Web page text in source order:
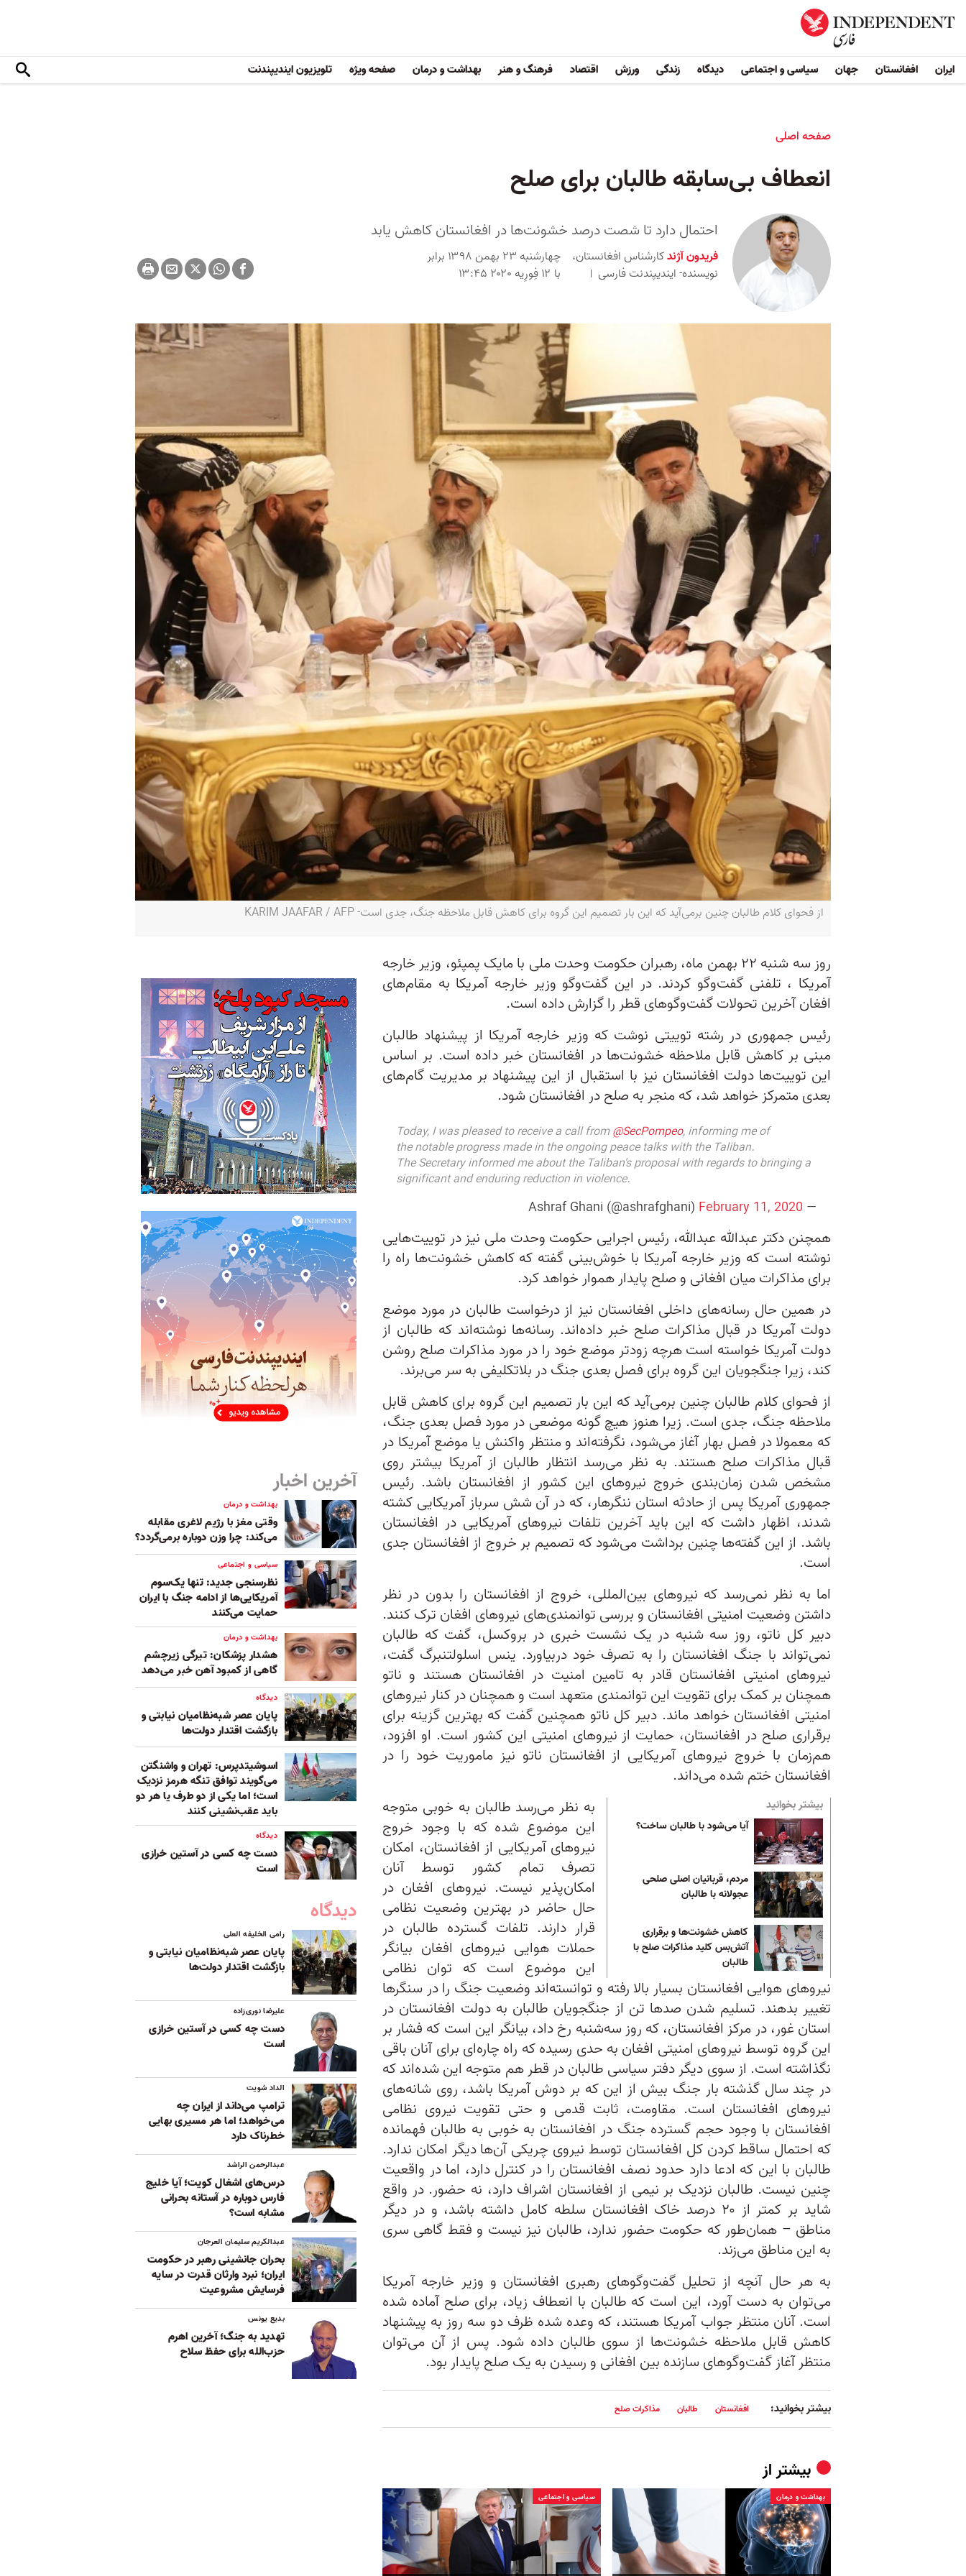
ایران افغانستان جهان سیاسی و اجتماعی دیدگاه زندگی ورزش اقتصاد فرهنگ و هنر بهداشت و درمان صفحه ویژه تلویزیون ایندیپندنت
صفحه اصلی
انعطاف بی‌سابقه طالبان برای صلح
احتمال دارد تا شصت درصد خشونت‌ها در افغانستان کاهش یابد
فریدون آژندکارشناس افغانستان،
نویسنده- ایندیپندنت فارسی
چهارشنبه ۲۳ بهمن ۱۳۹۸ برابر
با ۱۲ فِورِیه ۲۰۲۰ ۱۳:۴۵
از فحوای کلام طالبان چنین برمی‌آید که این بار تصمیم این گروه برای کاهش قابل ملاحظه جنگ، جدی است- KARIM JAAFAR / AFP
روز سه شنبه ۲۲ بهمن ماه، رهبران حکومت وحدت ملی با مایک پمپئو، وزیر خارجه
آمریکا ، تلفنی گفت‌وگو کردند. در این گفت‌وگو‌ وزیر خارجه آمریکا به مقام‌های
افغان آخرین تحولات گفت‌وگو‌های قطر را گزارش داده است.
رئیس جمهوری در رشته توییتی نوشت که وزیر خارجه آمریکا از پیشنهاد طالبان
مبنی بر کاهش قابل ملاحظه خشونت‌ها در افغانستان خبر داده است. بر اساس
این توییت‌ها دولت افغانستان نیز با استقبال از این پیشنهاد بر مدیریت گام‌های
بعدی متمرکز خواهد شد، که منجر به صلح در افغانستان شود.
Today, I was pleased to receive a call from@SecPompeo, informing me of
the notable progress made in the ongoing peace talks with the Taliban.
The Secretary informed me about the Taliban’s proposal with regards to bringing a
significant and enduring reduction in violence.
— Ashraf Ghani (@ashrafghani)
February 11, 2020
همچنن دکتر عبدالله عبدالله، رئیس اجرایی حکومت وحدت ملی نیز در توییت‌هایی
نوشته است که وزیر خارجه آمریکا با خوش‌بینی گفته که کاهش خشونت‌ها راه را
برای مذاکرات میان افغانی و صلح پایدار هموار خواهد کرد.
در همین حال رسانه‌های داخلی افغانستان نیز از درخواست طالبان در مورد موضع
دولت آمریکا در قبال مذاکرات صلح خبر داده‌اند. رسانه‌ها نوشته‌اند که طالبان از
دولت آمریکا خواسته‌ است هرچه زودتر موضع خود را در مورد مذاکرات صلح روشن
کند، زیرا جنگجویان این گروه برای فصل بعدی جنگ در بلاتکلیفی به سر می‌برند.
از فحوای کلام طالبان چنین برمی‌آید که این بار تصمیم این گروه برای کاهش قابل
ملاحظه جنگ، جدی است. زیرا هنوز هیچ گونه موضعی در مورد فصل بعدی جنگ،
که معمولا در فصل بهار آغاز می‌شود، نگرفته‌اند و منتظر واکنش یا موضع آمریکا در
قبال مذاکرات صلح هستند. به نظر می‌رسد انتظار طالبان از آمریکا بیشتر روی
مشخص شدن زمان‌بندی خروج نیرو‌های این کشور از افغانستان باشد. رئیس
جمهوری آمریکا پس از حادثه استان ننگرهار، که در آن شش سرباز آمریکایی کشته
شدند، اظهار داشت که این باید آخرین تلفات نیرو‌های آمریکایی در افغانستان
باشد. از این گفته‌ها چنین برداشت می‌شود که تصمیم بر خروج از افغانستان جدی
است.
اما به نظر نمی‌رسد که نیرو‌های بین‌المللی، خروج از افغانستان را بدون در نظر
داشتن وضعیت امنیتی افغانستان و بررسی توانمندی‌های نیرو‌های افغان ترک کنند.
دبیر کل ناتو، روز سه شنبه در یک نشست خبری در بروکسل، گفت که طالبان
نمی‌تواند با جنگ افغانستان را به تصرف خود دربیاورد. ینس اسلولتنبرگ گفت،
نیرو‌های امنیتی افغانستان قادر به تامین امنیت در افغانستان هستند و ناتو
همچنان بر کمک برای تقویت این توانمندی متعهد است و همچنان در کنار نیرو‌های
امنیتی افغانستان خواهد ماند. دبیر کل ناتو همچنین گفت که بهترین گزینه برای
برقراری صلح در افغانستان، حمایت از نیرو‌های امنیتی این کشور است. او افزود،
هم‌زمان با خروج نیرو‌های آمریکایی از افغانستان ناتو نیز ماموریت خود را در
افغانستان ختم شده می‌داند.
بیشتر بخوانید
آیا می‌شود با طالبان ساخت؟
مردم، قربانیان اصلی صلحی
عجولانه با طالبان
کاهش خشونت‌ها و برقراری
آتش‌بس کلید مذاکرات صلح با
طالبان
به نظر می‌رسد طالبان به خوبی متوجه
این موضوع شده‌ که با وجود خروج
نیرو‌های آمریکایی از افغانستان، امکان
تصرف تمام کشور توسط آنان
امکان‌پذیر نیست. نیرو‌های افغان در
حال حاضر در بهترین وضعیت نظامی
قرار دارند. تلفات گسترده طالبان در
حملات هوایی نیرو‌های افغان بیانگر
این موضوع است که توان نظامی
نیرو‌های هوایی افغانستان بسیار بالا رفته و توانسته‌اند وضعیت جنگ را در سنگر‌ها
تغییر بدهند. تسلیم شدن صد‌ها تن از جنگجویان طالبان به دولت افغانستان در
استان غور، در مرکز افغانستان، که روز سه‌شنبه رخ داد، بیانگر این است که فشار بر
این گروه توسط نیرو‌های امنیتی افغان به حدی رسیده که راه چاره‌ای برای آنان باقی
نگذاشته است. از سوی دیگر دفتر سیاسی طالبان در قطر هم متوجه این شده‌اند که
در چند سال گذشته بار جنگ بیش از این که بر دوش آمریکا باشد، روی شانه‌های
نیروهای افغانستان است. مقاومت، ثابت قدمی و حتی تقویت نیروی نظامی
افغانستان با وجود حجم گسترده جنگ در افغانستان به خوبی به طالبان فهمانده
که احتمال ساقط کردن کل افغانستان توسط نیروی چریکی آن‌ها دیگر امکان ندارد.
طالبان با این که ادعا دارد حدود نصف افغانستان را در کنترل دارد، اما در واقعیت
چنین نیست. طالبان نزدیک بر نیمی از افغانستان اشراف دارد، نه حضور. در واقع
شاید بر کمتر از ۲۰ درصد خاک افغانستان سلطه کامل داشته باشد، و در دیگر
مناطق – همان‌طور که حکومت حضور ندارد، طالبان نیز نیست و فقط گاهی سری
به این مناطق می‌زند.
به هر حال آنچه از تحلیل گفت‌وگو‌های رهبری افغانستان و وزیر خارجه آمریکا
می‌توان به دست آورد، این است که طالبان با انعطاف زیاد، برای صلح آماده شده‌
است. آنان منتظر جواب آمریکا هستند، که وعده شده ظرف دو سه روز به پیشنهاد
کاهش قابل ملاحظه خشونت‌ها از سوی طالبان داده شود. پس از آن می‌توان
منتظر آغاز گفت‌وگو‌های سازنده بین‌ افغانی و رسیدن به یک صلح پایدار بود.
بیشتر بخوانید: افغانستان طالبان مذاکرات صلح
بیشتر از
بهداشت و درمان سیاسی و اجتماعی
آخرین اخبار
بهداشت و درمان
وقتی مغز با رژیم لاغری مقابله
می‌کند: چرا وزن دوباره برمی‌گردد؟
سیاسی و اجتماعی
نظرسنجی جدید: تنها یک‌سوم
آمریکایی‌ها از ادامه جنگ با ایران
حمایت می‌کنند
بهداشت و درمان
هشدار پزشکان: تیرگی زیرچشم
گاهی از کمبود آهن خبر می‌دهد
دیدگاه
پایان عصر شبه‌نظامیان نیابتی و
بازگشت اقتدار دولت‌ها
اسوشیتدپرس: تهران و واشنگتن
می‌گویند توافق تنگه هرمز نزدیک
است؛ اما یکی از دو طرف یا هر دو
باید عقب‌نشینی کنند
دیدگاه
دست چه کسی در آستین خرازی
است
دیدگاه
رامی الخلیفه العلی
پایان عصر شبه‌نظامیان نیابتی و
بازگشت اقتدار دولت‌ها
علیرضا نوری‌زاده
دست چه کسی در آستین خرازی
است
الداد شویت
ترامپ می‌داند از ایران چه
می‌خواهد؛ اما هر مسیری بهایی
خطرناک دارد
عبدالرحمن الراشد
درس‌های اشغال کویت؛ آیا خلیج
فارس دوباره در آستانه بحرانی
مشابه است؟
عبدالکریم سلیمان العرجان
بحران جانشینی رهبر در حکومت
ایران؛ نبرد وارثان قدرت در سایه
فرسایش مشروعیت
بدیع یونس
تهدید به جنگ؛ آخرین اهرم
حزب‌الله برای حفظ سلاح